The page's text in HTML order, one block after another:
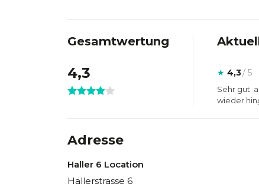
Gesamtwertung
4,3 ★ 4,3/ 5
Sehr gut.
wieder
Adresse
Haller 6 Location
Hallerstrasse 6